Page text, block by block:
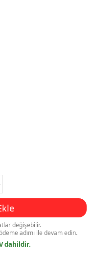
değişebilir.
adımı ile devam edin.
dahildir.